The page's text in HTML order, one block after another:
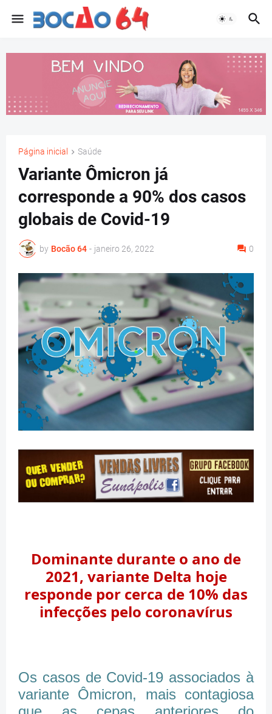
Página inicial Saúde
Variante Ômicron já
corresponde a 90% dos casos
globais de Covid-19
by Bocão 64 - janeiro 26, 2022 0
Dominante durante o ano de
2021, variante Delta hoje
responde por cerca de 10% das
infecções pelo coronavírus
Os casos de Covid-19 associados à
variante Ômicron, mais contagiosa